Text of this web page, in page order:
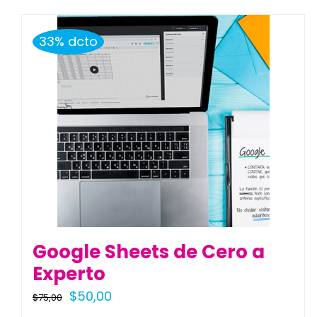
33% dcto
Google Sheets de Cero a
Experto
$75,00 El
$50,00